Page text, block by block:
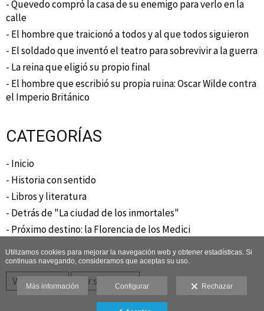
- Quevedo compró la casa de su enemigo para verlo en la
calle
- El hombre que traicionó a todos y al que todos siguieron
- El soldado que inventó el teatro para sobrevivir a la guerra
- La reina que eligió su propio final
- El hombre que escribió su propia ruina: Oscar Wilde contra
el Imperio Británico
CATEGORÍAS
- Inicio
- Historia con sentido
- Libros y literatura
- Detrás de "La ciudad de los inmortales"
- Próximo destino: la Florencia de los Medici
Ver anterior Ver siguiente
Utilizamos cookies para mejorar la navegación web y obtener estadísticas. Si
continuas navegando, consideramos que aceptas su uso.
Más información Configurar Rechazar